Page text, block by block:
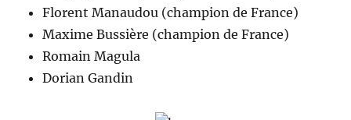
Florent Manaudou (champion de France)
Maxime Bussière (champion de France)
Romain Magula
Dorian Gandin